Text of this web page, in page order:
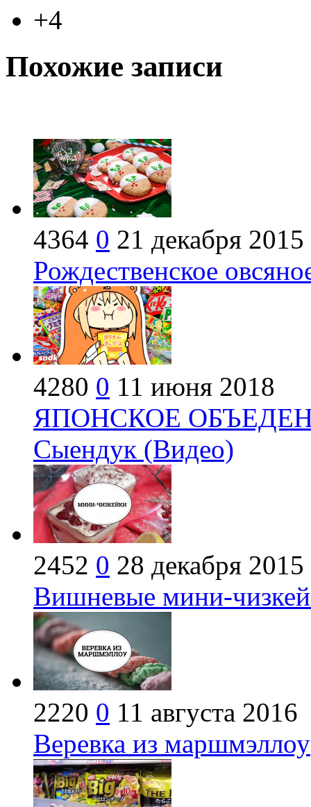
+4
Похожие записи
4364 0 21 декабря 2015
Рождественское
4280 0 11 июня 2018
ЯПОНСКОЕ
Сыендук (Видео)
2452 0 28 декабря 2015
Вишневые мини-
2220 0 11 августа 2016
Веревка из маршмэллоу